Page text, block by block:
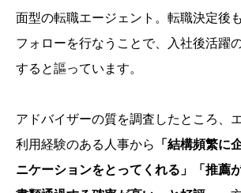
面型の転職エージェント。転職決定後
フォローを行なうことで、入社後活躍
すると謳っています。
アドバイザーの質を調査したところ、
利用経験のある人事から
「結構頻繁に
ニケーションをとってくれる」「推薦